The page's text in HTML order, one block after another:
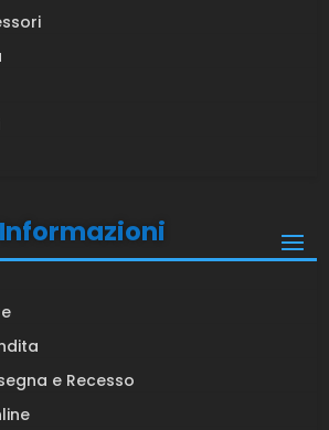
Informazioni
e Recesso